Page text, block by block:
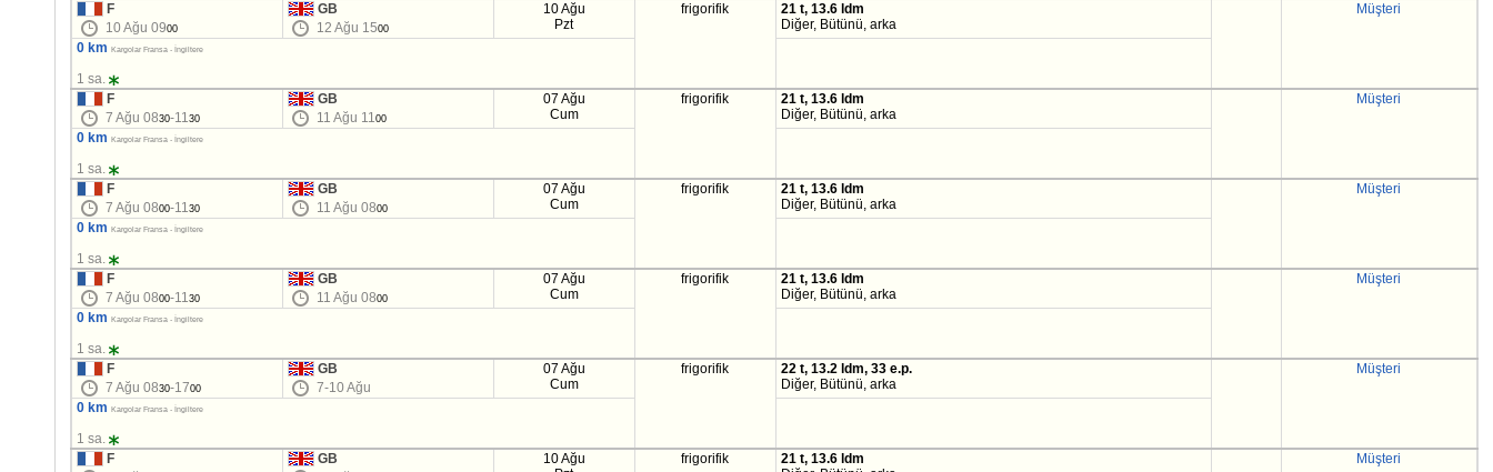
F
10 Ağu 0900
GB
12 Ağu 1500
10 Ağu
Pzt
frigorifik
21 t, 13.6 ldm
Diğer, Bütünü, arka
Müşteri
0 km Kargolar Fransa - İngiltere
1 sa.
F
7 Ağu 0830-1130
GB
11 Ağu 1100
07 Ağu
Cum
frigorifik
21 t, 13.6 ldm
Diğer, Bütünü, arka
Müşteri
0 km Kargolar Fransa - İngiltere
1 sa.
F
7 Ağu 0800-1130
GB
11 Ağu 0800
07 Ağu
Cum
frigorifik
21 t, 13.6 ldm
Diğer, Bütünü, arka
Müşteri
0 km Kargolar Fransa - İngiltere
1 sa.
F
7 Ağu 0800-1130
GB
11 Ağu 0800
07 Ağu
Cum
frigorifik
21 t, 13.6 ldm
Diğer, Bütünü, arka
Müşteri
0 km Kargolar Fransa - İngiltere
1 sa.
F
7 Ağu 0830-1700
GB
7-10 Ağu
07 Ağu
Cum
frigorifik
22 t, 13.2 ldm, 33 e.p.
Diğer, Bütünü, arka
Müşteri
0 km Kargolar Fransa - İngiltere
1 sa.
F
GB
10 Ağu
frigorifik
21 t, 13.6 ldm
Müşteri